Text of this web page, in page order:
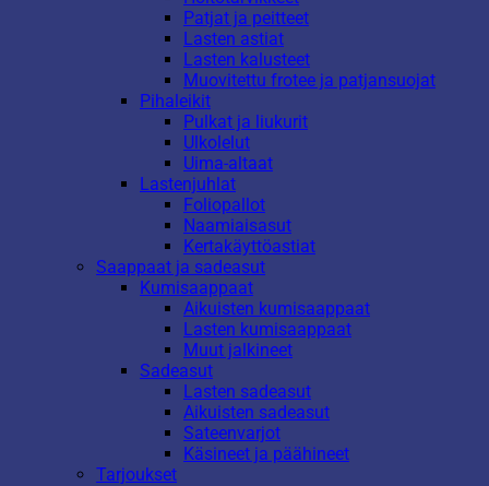
Patjat ja peitteet
Lasten astiat
Lasten kalusteet
Muovitettu frotee ja patjansuojat
Pihaleikit
Pulkat ja liukurit
Ulkolelut
Uima-altaat
Lastenjuhlat
Foliopallot
Naamiaisasut
Kertakäyttöastiat
Saappaat ja sadeasut
Kumisaappaat
Aikuisten kumisaappaat
Lasten kumisaappaat
Muut jalkineet
Sadeasut
Lasten sadeasut
Aikuisten sadeasut
Sateenvarjot
Käsineet ja päähineet
Tarjoukset